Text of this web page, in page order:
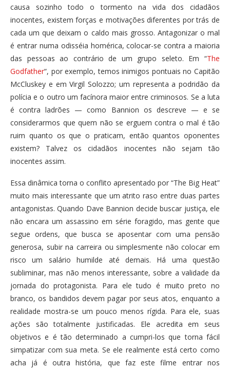
causa sozinho todo o tormento na vida dos cidadãos
inocentes, existem forças e motivações diferentes por trás de
cada um que deixam o caldo mais grosso. Antagonizar o mal
é entrar numa odisséia homérica, colocar-se contra a maioria
das pessoas ao contrário de um grupo seleto. Em “The
Godfather“, por exemplo, temos inimigos pontuais no Capitão
McCluskey e em Virgil Solozzo; um representa a podridão da
polícia e o outro um facínora maior entre criminosos. Se a luta
é contra ladrões — como Bannion os descreve — e se
considerarmos que quem não se erguem contra o mal é tão
ruim quanto os que o praticam, então quantos oponentes
existem? Talvez os cidadãos inocentes não sejam tão
inocentes assim.
Essa dinâmica torna o conflito apresentado por “The Big Heat”
muito mais interessante que um atrito raso entre duas partes
antagonistas. Quando Dave Bannion decide buscar justiça, ele
não encara um assassino em série foragido, mas gente que
segue ordens, que busca se aposentar com uma pensão
generosa, subir na carreira ou simplesmente não colocar em
risco um salário humilde até demais. Há uma questão
subliminar, mas não menos interessante, sobre a validade da
jornada do protagonista. Para ele tudo é muito preto no
branco, os bandidos devem pagar por seus atos, enquanto a
realidade mostra-se um pouco menos rígida. Para ele, suas
ações são totalmente justificadas. Ele acredita em seus
objetivos e é tão determinado a cumpri-los que torna fácil
simpatizar com sua meta. Se ele realmente está certo como
acha já é outra história, que faz este filme entrar nos